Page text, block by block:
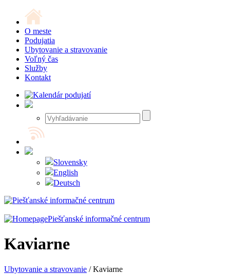
O meste
Podujatia
Ubytovanie a stravovanie
Voľný čas
Služby
Kontakt
Slovensky
English
Deutsch
Piešťanské informačné centrum
Kaviarne
Ubytovanie a stravovanie / Kaviarne